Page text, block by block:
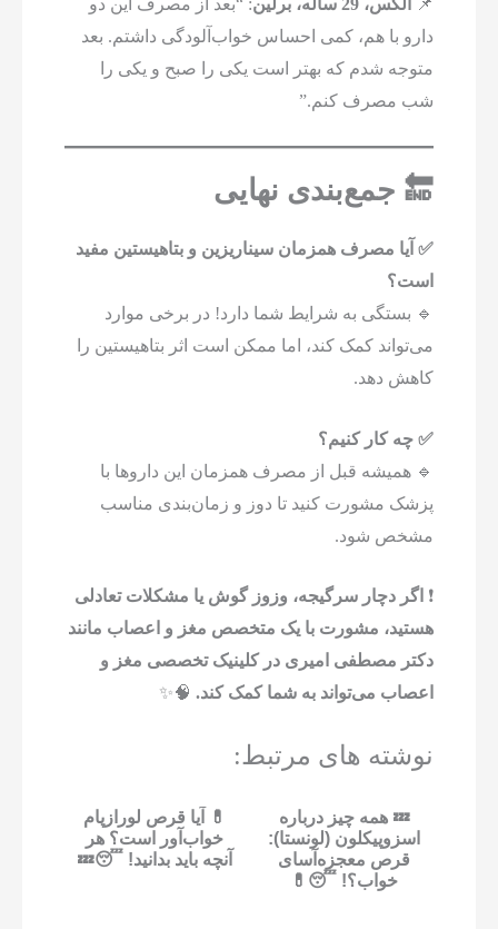
📌 الکس، 29 ساله، برلین
: “بعد از مصرف این دو
دارو با هم، کمی احساس خواب‌آلودگی داشتم. بعد
متوجه شدم که بهتر است یکی را صبح و یکی را
شب مصرف کنم.”
🔚 جمع‌بندی نهایی
✅ آیا مصرف همزمان سیناریزین و بتاهیستین مفید
است؟
🔹 بستگی به شرایط شما دارد! در برخی موارد
می‌تواند کمک کند، اما ممکن است اثر بتاهیستین را
کاهش دهد.
✅ چه کار کنیم؟
🔹 همیشه قبل از مصرف همزمان این داروها با
پزشک مشورت کنید تا دوز و زمان‌بندی مناسب
مشخص شود.
❗ اگر دچار سرگیجه، وزوز گوش یا مشکلات تعادلی
هستید، مشورت با یک متخصص مغز و اعصاب مانند
دکتر مصطفی امیری در کلینیک تخصصی مغز و
اعصاب می‌تواند به شما کمک کند. 🧠✨
نوشته های مرتبط:
💤 همه چیز درباره
اسزوپیکلون (لونستا):
قرص معجزه‌آسای
خواب؟! 😴💊
💊 آیا قرص لورازپام
خواب‌آور است؟ هر
آنچه باید بدانید! 😴💤